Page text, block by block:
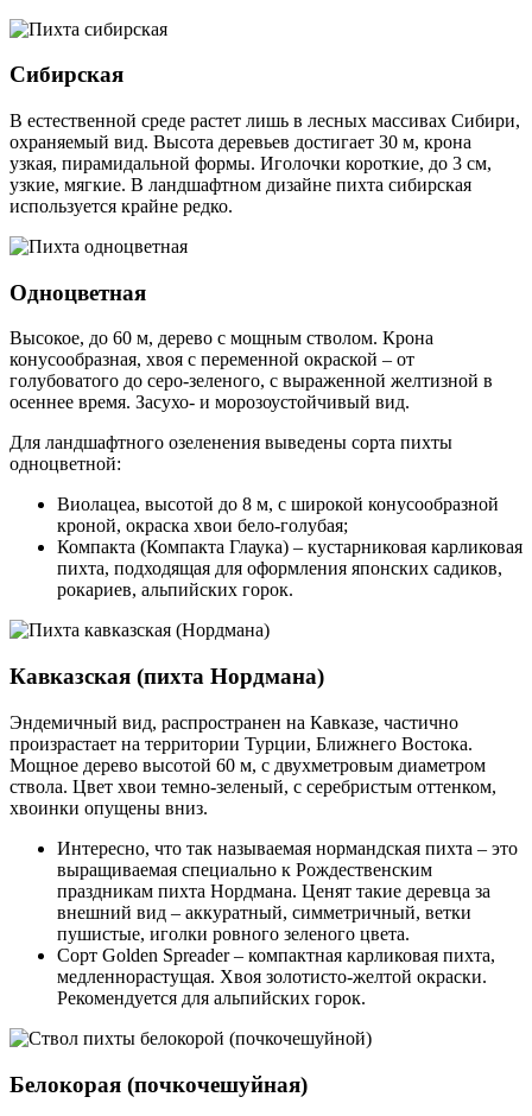
Сибирская
В естественной среде растет лишь в лесных массивах Сибири,
охраняемый вид. Высота деревьев достигает 30 м, крона
узкая, пирамидальной формы. Иголочки короткие, до 3 см,
узкие, мягкие. В ландшафтном дизайне пихта сибирская
используется крайне редко.
Одноцветная
Высокое, до 60 м, дерево с мощным стволом. Крона
конусообразная, хвоя с переменной окраской – от
голубоватого до серо-зеленого, с выраженной желтизной в
осеннее время. Засухо- и морозоустойчивый вид.
Для ландшафтного озеленения выведены сорта пихты
одноцветной:
Виолацеа, высотой до 8 м, с широкой конусообразной
кроной, окраска хвои бело-голубая;
Компакта (Компакта Глаука) – кустарниковая карликовая
пихта, подходящая для оформления японских садиков,
рокариев, альпийских горок.
Кавказская (пихта Нордмана)
Эндемичный вид, распространен на Кавказе, частично
произрастает на территории Турции, Ближнего Востока.
Мощное дерево высотой 60 м, с двухметровым диаметром
ствола. Цвет хвои темно-зеленый, с серебристым оттенком,
хвоинки опущены вниз.
Интересно, что так называемая нормандская пихта – это
выращиваемая специально к Рождественским
праздникам пихта Нордмана. Ценят такие деревца за
внешний вид – аккуратный, симметричный, ветки
пушистые, иголки ровного зеленого цвета.
Сорт Golden Spreader – компактная карликовая пихта,
медленнорастущая. Хвоя золотисто-желтой окраски.
Рекомендуется для альпийских горок.
Белокорая (почкочешуйная)